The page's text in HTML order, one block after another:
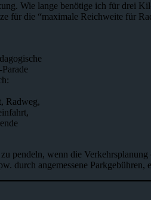
Wie lange benötige ich für drei
für die “maximale Reichweite für
Radweg,
pendeln, wenn die
durch angemessene